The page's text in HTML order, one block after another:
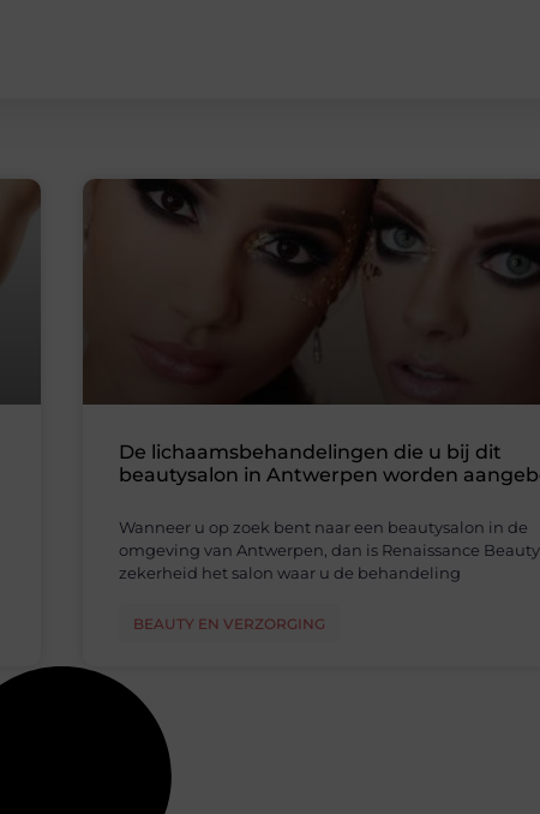
De lichaamsbehandelingen die u bij dit
beautysalon in Antwerpen worden
Wanneer u op zoek bent naar een beautysalon in de
omgeving van Antwerpen, dan is Renaissance
zekerheid het salon waar u de behandeling
BEAUTY EN VERZORGING